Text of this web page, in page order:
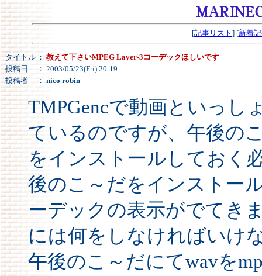
[記事リスト ] [新着
タイトル ： 教えて下さいMPEG Layer-3コーデックほしいです
投稿日
： 2003/05/23(Fri) 20:19
投稿者
： nico robin
TMPGencで動画といっし
ているのですが、午後の
をインストールしておく
後のこ～だをインストー
ーデックの表示がでてき
には何をしなければいけ
午後のこ～だにてwavを